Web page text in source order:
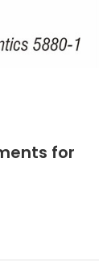
for